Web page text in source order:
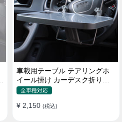
車載用テーブル テアリングホ
イール掛け カーデスク折りた
たみ式 パソコン 食事 物置
全車種対応
¥ 2,150 (税込)